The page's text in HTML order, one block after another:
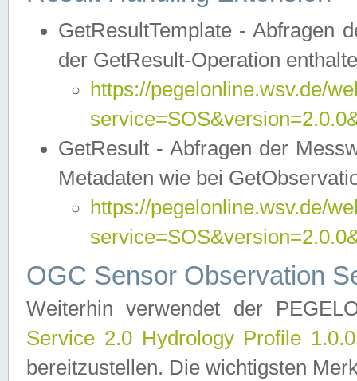
GetResultTemplate - Abfragen
der GetResult-Operation
https://pegelonline.wsv.de/
GetResult - Abfragen der
Metadaten wie bei
https://pegelonline.wsv.de/
OGC Sensor Observation
Weiterhin verwendet der
Service 2.0 Hydrology Profile
bereitzustellen. Die wichtigsten